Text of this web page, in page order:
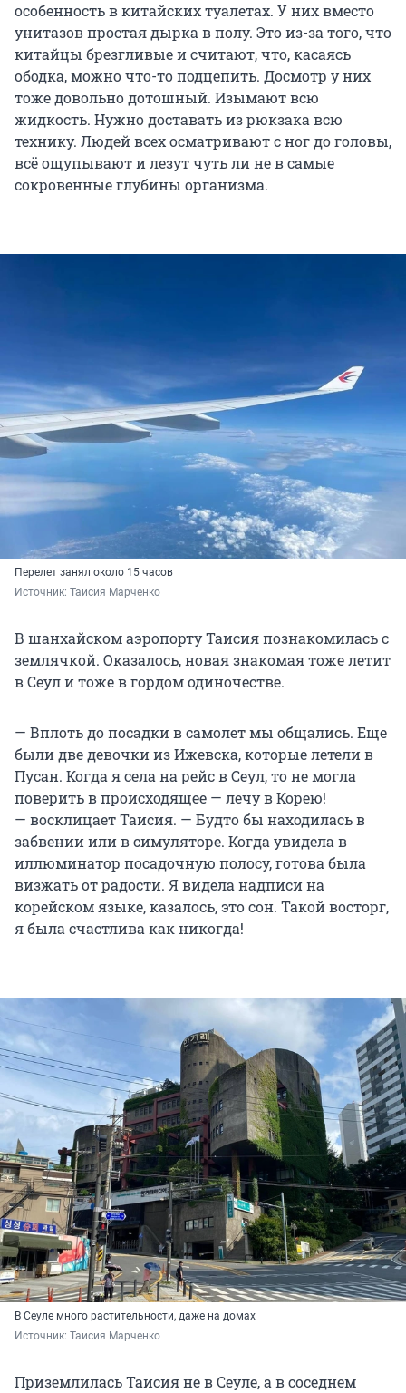
особенность в китайских туалетах. У них вместо
унитазов простая дырка в полу. Это из-за того, что
китайцы брезгливые и считают, что, касаясь
ободка, можно что-то подцепить. Досмотр у них
тоже довольно дотошный. Изымают всю
жидкость. Нужно доставать из рюкзака всю
технику. Людей всех осматривают с ног до головы,
всё ощупывают и лезут чуть ли не в самые
сокровенные глубины организма.
Перелет занял около 15 часов
Источник: Таисия Марченко
В шанхайском аэропорту Таисия познакомилась с
землячкой. Оказалось, новая знакомая тоже летит
в Сеул и тоже в гордом одиночестве.
— Вплоть до посадки в самолет мы общались. Еще
были две девочки из Ижевска, которые летели в
Пусан. Когда я села на рейс в Сеул, то не могла
поверить в происходящее — лечу в Корею!
— восклицает Таисия. — Будто бы находилась в
забвении или в симуляторе. Когда увидела в
иллюминатор посадочную полосу, готова была
визжать от радости. Я видела надписи на
корейском языке, казалось, это сон. Такой восторг,
я была счастлива как никогда!
В Сеуле много растительности, даже на домах
Источник: Таисия Марченко
Приземлилась Таисия не в Сеуле, а в соседнем